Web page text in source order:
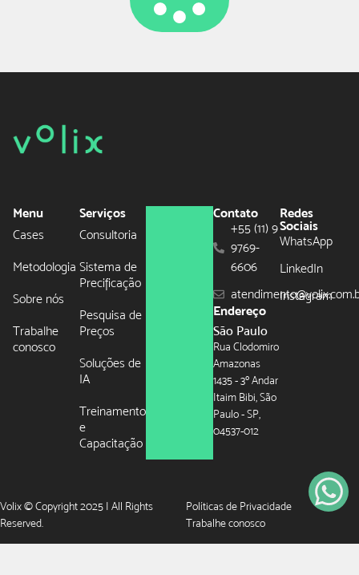
Menu
Cases
Metodologia
Sobre nós
Trabalhe
conosco
Serviços
Consultoria
Sistema de
Precificação
Pesquisa de
Preços
Soluções de
IA
Treinamento
e
Capacitação
Contato
+55 (11) 9
9769-
6606
Endereço
São Paulo
Rua Clodomiro
Amazonas
1435 - 3º Andar
Itaim Bibi, São
Paulo - SP,
04537-012
Redes
Sociais
WhatsApp
LinkedIn
Instagram
Volix © Copyright 2025 | All Rights
Reserved.
Políticas de Privacidade
Trabalhe conosco